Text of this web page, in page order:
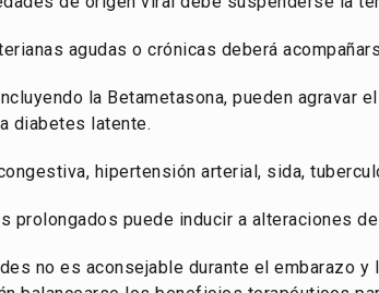
agudas o crónicas deberá
la Betametasona, pueden
diabetes latente.
hipertensión arterial, sida,
prolongados puede inducir a alteraciones
no es aconsejable durante el embarazo